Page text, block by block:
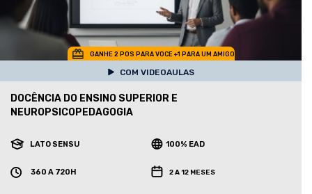
GANHE 2 POS PARA VOCE +1 PARA UM AMIGO
COM VIDEOAULAS
DOCÊNCIA DO ENSINO SUPERIOR E
NEUROPSICOPEDAGOGIA
LATO SENSU 100% EAD
360 A 720H 2 A 12 MESES